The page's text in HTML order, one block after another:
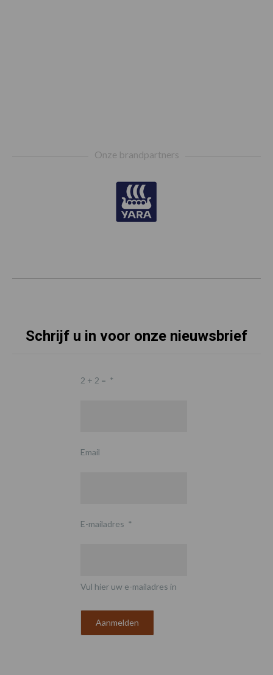
Onze brandpartners
Schrijf u in voor onze nieuwsbrief
2 + 2 = *
Email
E-mailadres *
Vul hier uw e-mailadres in